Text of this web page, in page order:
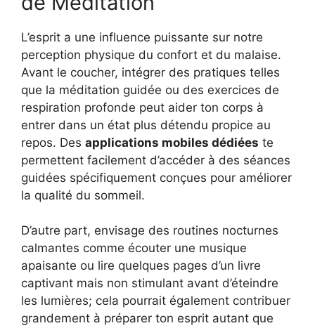
L’esprit a une influence puissante sur notre
perception physique du confort et du malaise.
Avant le coucher, intégrer des pratiques telles
que la méditation guidée ou des exercices de
respiration profonde peut aider ton corps à
entrer dans un état plus détendu propice au
repos. Des applications mobiles dédiées te
permettent facilement d’accéder à des séances
guidées spécifiquement conçues pour améliorer
la qualité du sommeil.
D’autre part, envisage des routines nocturnes
calmantes comme écouter une musique
apaisante ou lire quelques pages d’un livre
captivant mais non stimulant avant d’éteindre
les lumières; cela pourrait également contribuer
grandement à préparer ton esprit autant que